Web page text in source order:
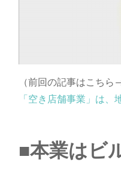
（前回の記事はこちら
「空き店舗事業」は、
■本業はビ